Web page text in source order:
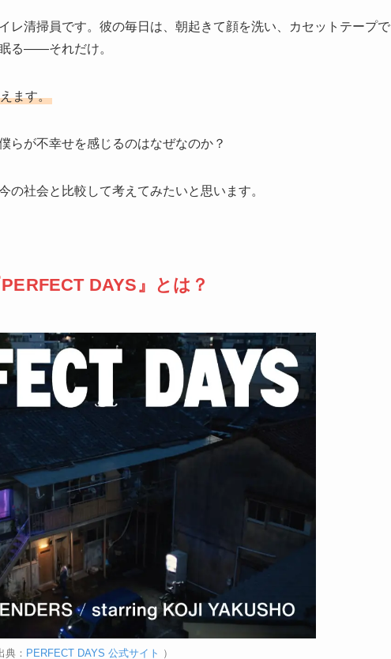
レ清掃員です。彼の毎日は、朝起きて顔を洗い、カセットテープで
る——それだけ。
ます。
らが不幸せを感じるのはなぜなのか？
の社会と比較して考えてみたいと思います。
DAYS』とは？
典： PERFECT DAYS 公式サイト ）